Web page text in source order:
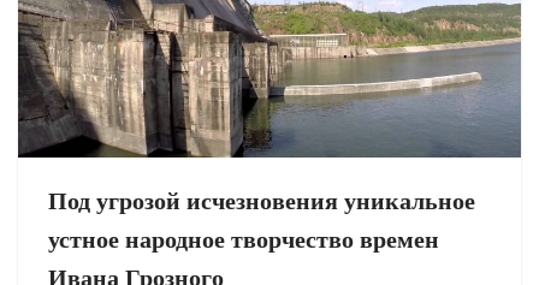
Под угрозой исчезновения уникальное
устное народное творчество времен
Ивана Грозного